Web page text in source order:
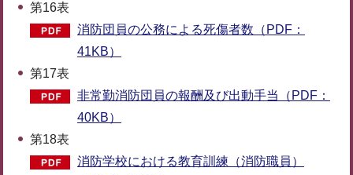
第16表
消防団員の公務による死傷者数（PDF：
41KB）
第17表
非常勤消防団員の報酬及び出動手当（PDF：
40KB）
第18表
消防学校における教育訓練（消防職員）